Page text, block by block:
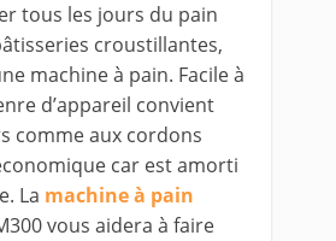
tous les jours du pain
croustillantes,
machine à pain. Facile à
d’appareil convient
comme aux cordons
car est amorti
La machine à pain
vous aidera à faire